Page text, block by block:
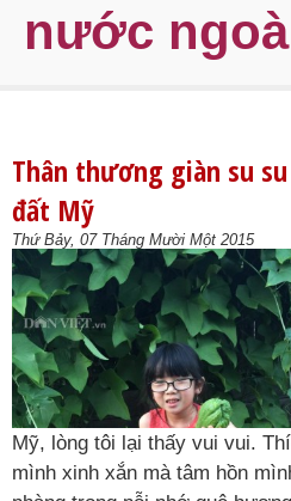
nước
Thân thương giàn su
đất Mỹ
Thứ Bảy, 07 Tháng Mười Một 2015
Mỹ, lòng tôi lại thấy vui vui.
mình xinh xắn mà tâm hồn